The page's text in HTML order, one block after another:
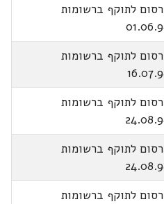
לתוקף ברשומות
לתוקף ברשומות
לתוקף ברשומות
לתוקף ברשומות
לתוקף ברשומות